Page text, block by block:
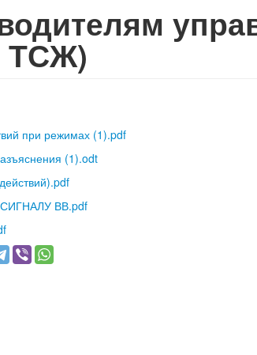
ТСЖ)
при режимах (1).pdf
(1).odt
ВВ.pdf